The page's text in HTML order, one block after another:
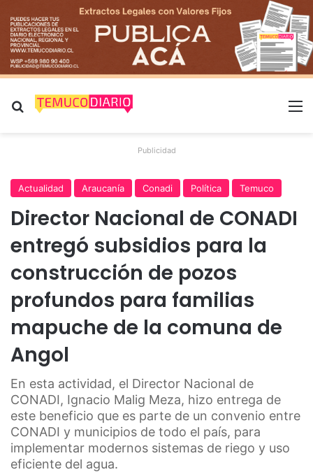
Buscar por
Publicidad
Actualidad Araucanía Conadi Política Temuco
Director Nacional de CONADI
entregó subsidios para la
construcción de pozos
profundos para familias
mapuche de la comuna de
Angol
En esta actividad, el Director Nacional de
CONADI, Ignacio Malig Meza, hizo entrega de
este beneficio que es parte de un convenio entre
CONADI y municipios de todo el país, para
implementar modernos sistemas de riego y uso
eficiente del agua.